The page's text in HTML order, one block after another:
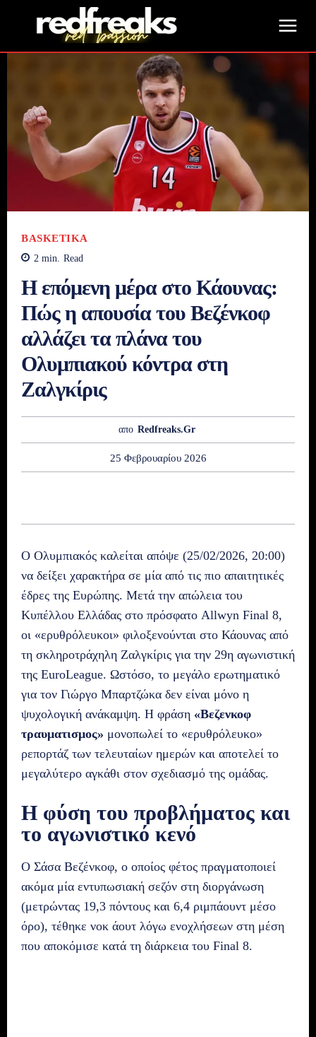
BASKETIKA
2 min. Read
Η επόμενη μέρα στο Κάουνας:
Πώς η απουσία του Βεζένκοφ
αλλάζει τα πλάνα του
Ολυμπιακού κόντρα στη
Ζαλγκίρις
απο Redfreaks.gr
25 Φεβρουαρίου 2026
Ο Ολυμπιακός καλείται απόψε (25/02/2026, 20:00)
να δείξει χαρακτήρα σε μία από τις πιο απαιτητικές
έδρες της Ευρώπης. Μετά την απώλεια του
Κυπέλλου Ελλάδας στο πρόσφατο Allwyn Final 8,
οι «ερυθρόλευκοι» φιλοξενούνται στο Κάουνας από
τη σκληροτράχηλη Ζαλγκίρις για την 29η αγωνιστική
της EuroLeague. Ωστόσο, το μεγάλο ερωτηματικό
για τον Γιώργο Μπαρτζώκα δεν είναι μόνο η
ψυχολογική ανάκαμψη. Η φράση «Βεζενκοφ
τραυματισμος» μονοπωλεί το «ερυθρόλευκο»
ρεπορτάζ των τελευταίων ημερών και αποτελεί το
μεγαλύτερο αγκάθι στον σχεδιασμό της ομάδας.
Η φύση του προβλήματος και
το αγωνιστικό κενό
Ο Σάσα Βεζένκοφ, ο οποίος φέτος πραγματοποιεί
ακόμα μία εντυπωσιακή σεζόν στη διοργάνωση
(μετρώντας 19,3 πόντους και 6,4 ριμπάουντ μέσο
όρο), τέθηκε νοκ άουτ λόγω ενοχλήσεων στη μέση
που αποκόμισε κατά τη διάρκεια του Final 8.